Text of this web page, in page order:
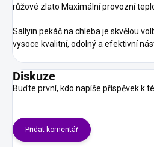
růžové zlato Maximální provozní
Sallyin pekáč na chleba je skvělou
vysoce kvalitní, odolný a efektivní
Diskuze
Buďte první, kdo napíše příspěvek k
Přidat komentář